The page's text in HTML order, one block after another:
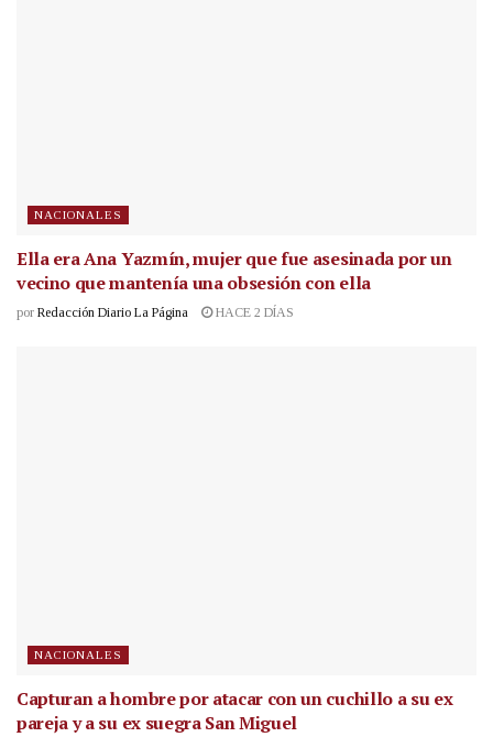
NACIONALES
Ella era Ana Yazmín, mujer que fue asesinada por un
vecino que mantenía una obsesión con ella
por Redacción Diario La Página HACE 2 DÍAS
NACIONALES
Capturan a hombre por atacar con un cuchillo a su ex
pareja y a su ex suegra San Miguel